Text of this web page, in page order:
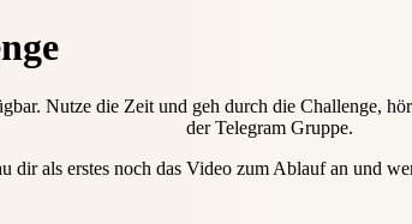
Nutze die Zeit und geh durch die Challenge,
der Telegram Gruppe.
dir als erstes noch das Video zum Ablauf an und